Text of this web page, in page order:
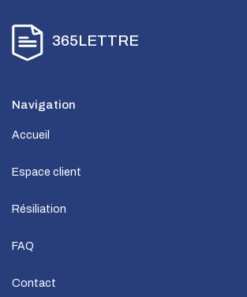
365LETTRE
Navigation
Accueil
Espace client
Résiliation
FAQ
Contact